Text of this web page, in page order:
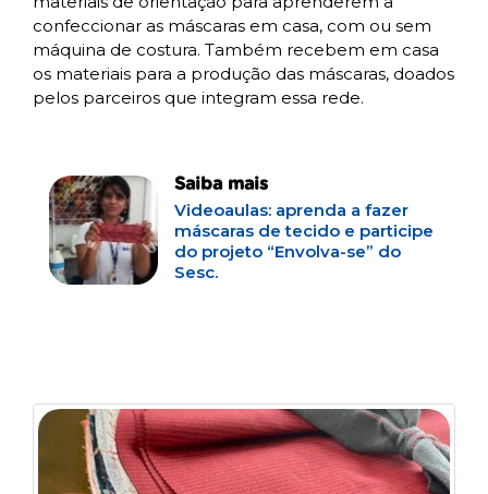
confeccionar as máscaras em casa, com ou sem
máquina de costura. Também recebem em casa
os materiais para a produção das máscaras, doados
pelos parceiros que integram essa rede.
Saiba mais
Videoaulas: aprenda a fazer
máscaras de tecido e participe
do projeto “Envolva-se” do
Sesc.